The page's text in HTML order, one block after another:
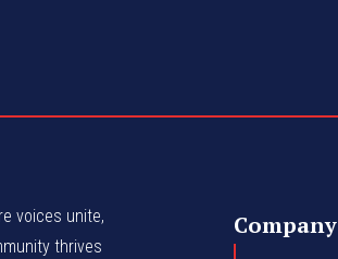
voices unite,
thrives
Company